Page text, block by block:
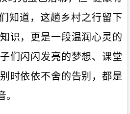
知道，这趟乡村之行留下
识，更是一段温润心灵的
们闪闪发亮的梦想、课堂
时依依不舍的告别，都是